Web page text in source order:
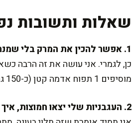
שאלות ותשובות
1. אפשר להכין את המרק בלי שמנת ועדיין לקבל מרק סמיך?
מוסיפים 1 תפוח אדמה קטן (כ-150 גרם) בתחילת הבישול וטוחנים בסוף, וזה נותן סמיכות מושלמת.
2. העגבניות שלי יצאו חמוצות, איך מאזנים טעם?